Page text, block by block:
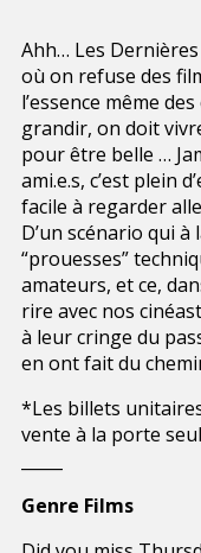
Ahh… Les
où on refuse des
l’essence même
grandir, on doit
pour être belle …
ami.e.s, c’est plein
facile à regarder
D’un scénario qui
“prouesses”
amateurs, et ce,
rire avec nos
à leur cringe du
en ont fait du
*Les billets
vente à la porte
Genre Films